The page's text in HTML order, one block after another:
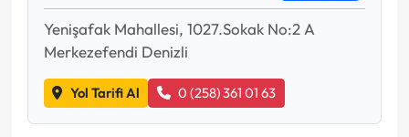
Yenişafak Mahallesi, 1027.Sokak No:2 A
Merkezefendi Denizli
Yol Tarifi Al 0 (258) 361 01 63